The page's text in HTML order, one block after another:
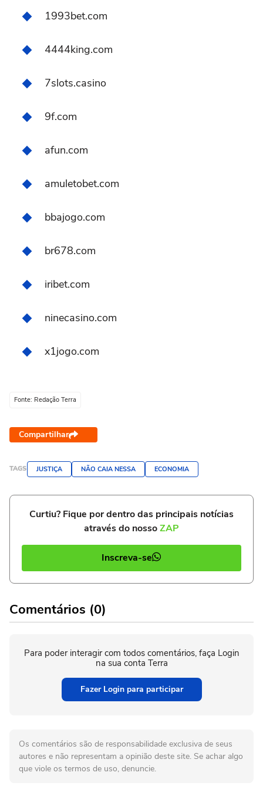
1993bet.com
4444king.com
7slots.casino
9f.com
afun.com
amuletobet.com
bbajogo.com
br678.com
iribet.com
ninecasino.com
x1jogo.com
Fonte: Redação Terra
Compartilhar
TAGS JUSTIÇA NÃO CAIA NESSA ECONOMIA
Curtiu? Fique por dentro das principais notícias
através do nossoZAP
Inscreva-se
Comentários (0)
Para poder interagir com todos comentários, faça Login
na sua conta Terra
Fazer Login para participar
Os comentários são de responsabilidade exclusiva de seus
autores e não representam a opinião deste site. Se achar algo
que viole os termos de uso, denuncie.